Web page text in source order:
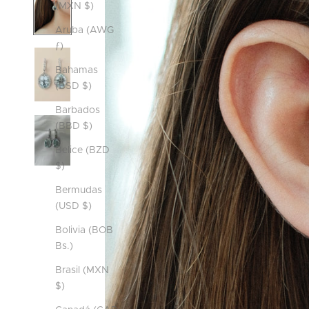
(MXN $)
Aruba (AWG
ƒ)
Bahamas
(BSD $)
Barbados
(BBD $)
Belice (BZD
$)
Bermudas
(USD $)
Bolivia (BOB
Bs.)
Brasil (MXN
$)